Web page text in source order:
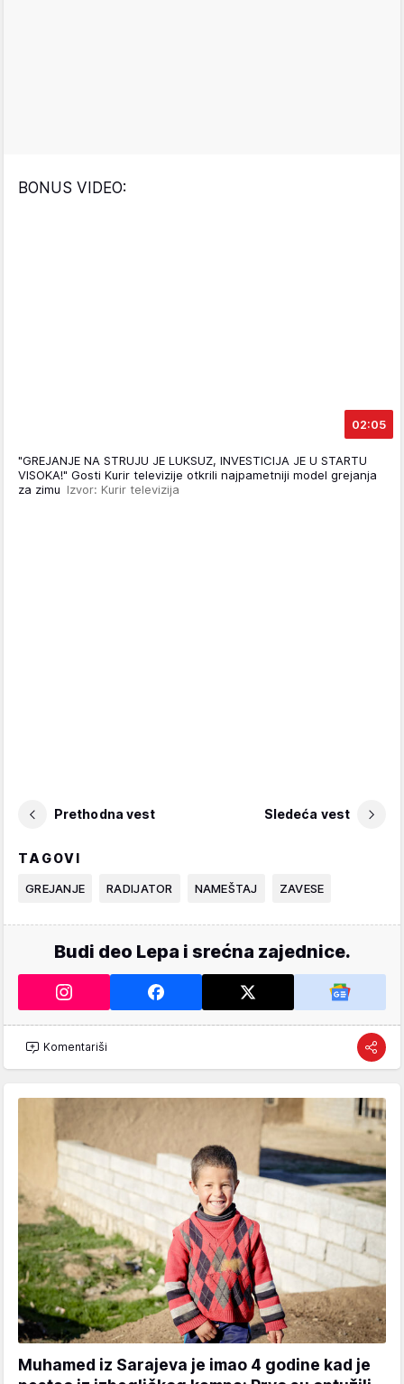
BONUS VIDEO:
02:05
"GREJANJE NA STRUJU JE LUKSUZ, INVESTICIJA JE U STARTU
VISOKA!" Gosti Kurir televizije otkrili najpametniji model grejanja
za zimu Izvor: Kurir televizija
Prethodna vest Sledeća vest
TAGOVI
GREJANJE RADIJATOR NAMEŠTAJ ZAVESE
Budi deo Lepa i srećna zajednice.
Komentariši
Muhamed iz Sarajeva je imao 4 godine kad je